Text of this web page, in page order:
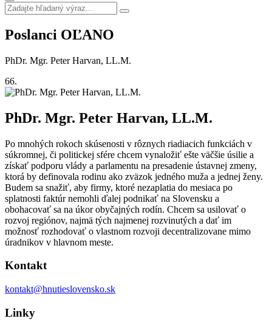
Poslanci OĽANO
PhDr. Mgr. Peter Harvan, LL.M.
66.
PhDr. Mgr. Peter Harvan, LL.M.
Po mnohých rokoch skúsenosti v rôznych riadiacich funkciách v
súkromnej, či politickej sfére chcem vynaložiť ešte väčšie úsilie a
získať podporu vlády a parlamentu na presadenie ústavnej zmeny,
ktorá by definovala rodinu ako zväzok jedného muža a jednej ženy.
Budem sa snažiť, aby firmy, ktoré nezaplatia do mesiaca po
splatnosti faktúr nemohli ďalej podnikať na Slovensku a
obohacovať sa na úkor obyčajných rodín. Chcem sa usilovať o
rozvoj regiónov, najmä tých najmenej rozvinutých a dať im
možnosť rozhodovať o vlastnom rozvoji decentralizovane mimo
úradnikov v hlavnom meste.
Kontakt
kontakt@hnutieslovensko.sk
Linky